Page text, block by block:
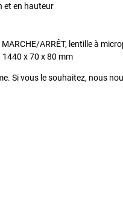
et en hauteur
ARRÊT, lentille à
1440 x 70 x 80 mm
Si vous le souhaitez, nous